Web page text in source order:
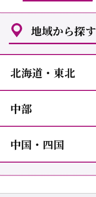
地域から探す
北海道・東北
中部
中国・四国